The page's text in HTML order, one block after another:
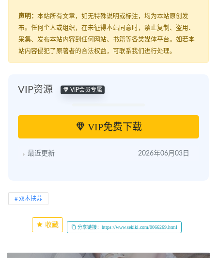
声明： 本站所有文章，如无特殊说明或标注，均为本站原创发
布。任何个人或组织，在未征得本站同意时，禁止复制、盗用、
采集、发布本站内容到任何网站、书籍等各类媒体平台。如若本
站内容侵犯了原著者的合法权益，可联系我们进行处理。
VIP资源 VIP会员专属
VIP免费下载
最近更新 2026年06月03日
双木扶苏
收藏 分享链接：https://www.sekiki.com/0066269.html